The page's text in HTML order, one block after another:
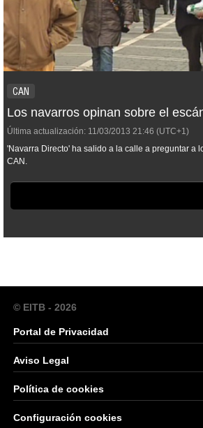
CAN
Los navarros opinan sobre el
Última actualización: 11/03/2013 21:46 (UTC+1)
'Navarra Directo' ha salido a la calle a preguntar a
CAN.
© EITB - 2026
Portal de Privacidad
Aviso Legal
Política de cookies
Configuración cookies